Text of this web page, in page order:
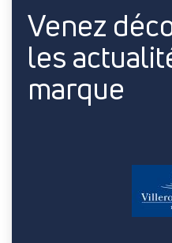
Venez
les
marque